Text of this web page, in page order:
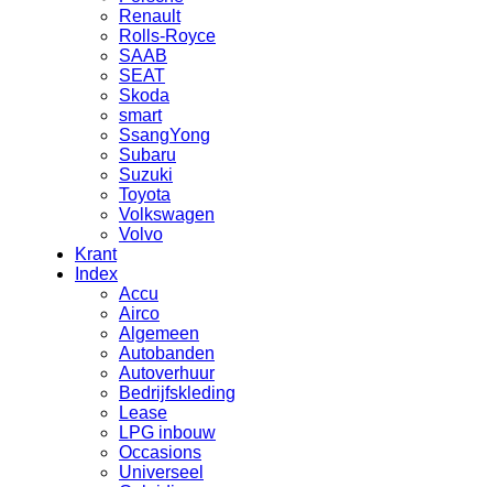
Renault
Rolls-Royce
SAAB
SEAT
Skoda
smart
SsangYong
Subaru
Suzuki
Toyota
Volkswagen
Volvo
Krant
Index
Accu
Airco
Algemeen
Autobanden
Autoverhuur
Bedrijfskleding
Lease
LPG inbouw
Occasions
Universeel